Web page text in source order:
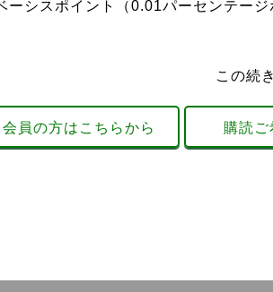
ーシスポイント（0.01パーセンテー
この続
会員の方はこちらから 購読ご